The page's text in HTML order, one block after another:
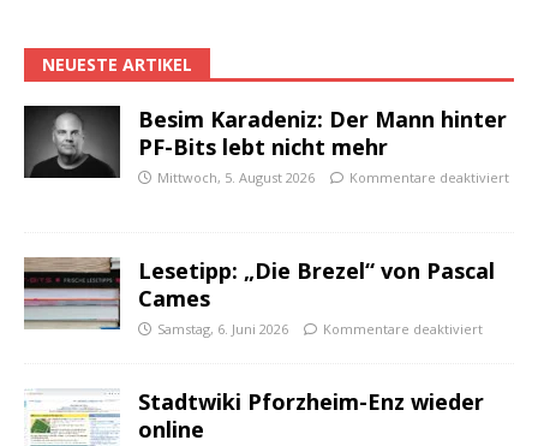
NEUESTE ARTIKEL
Besim Karadeniz: Der Mann hinter
PF-Bits lebt nicht mehr
Mittwoch, 5. August 2026 Kommentare deaktiviert
Lesetipp: „Die Brezel“ von Pascal
Cames
Samstag, 6. Juni 2026 Kommentare deaktiviert
Stadtwiki Pforzheim-Enz wieder
online